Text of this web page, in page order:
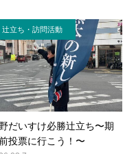
辻立ち・訪問活動
だいすけ必勝辻立ち〜期
投票に行こう！〜